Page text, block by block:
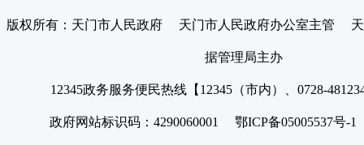
版权所有：天门市人民政府 天门市人民政府办公室主管 天
据管理局主办
12345政务服务便民热线【12345（市内）、0728-
政府网站标识码：4290060001 鄂ICP备05005537号